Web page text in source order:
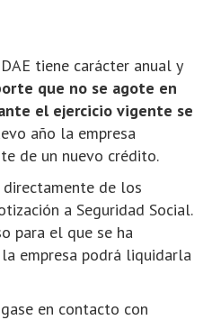
tiene carácter anual y
que no se agote en
el ejercicio vigente se
año la empresa
de un nuevo crédito.
directamente de los
a Seguridad Social.
para el que se ha
empresa podrá liquidarla
en contacto con